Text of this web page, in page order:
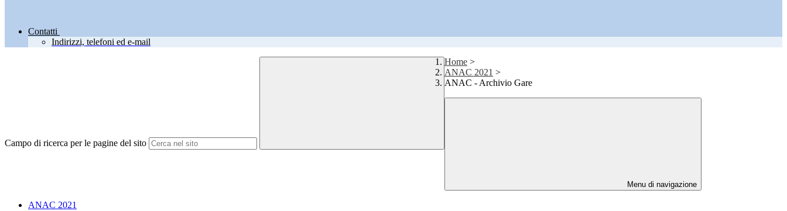
Contatti
Indirizzi, telefoni ed e-mail
Campo di ricerca per le pagine del sito
Home >
ANAC 2021 >
ANAC - Archivio Gare
Menu di navigazione
ANAC 2021